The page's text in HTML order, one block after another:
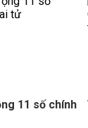
11 số chính